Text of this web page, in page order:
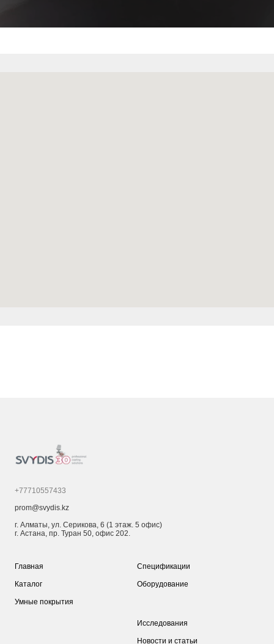
+77710557433
prom@svydis.kz
г. Алматы, ул. Серикова, 6 (1 этаж. 5 офис)
г. Астана, пр. Туран 50, офис 202.
Главная
Каталог
Умные покрытия
Спецификации
Оборудование
Исследования
Новости и статьи